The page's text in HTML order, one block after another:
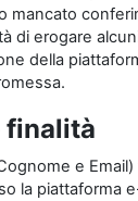
mancato
di erogare
della
finalità
e
la piattaforma